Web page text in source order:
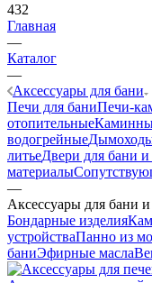
432
Главная
—
Каталог
—
Аксессуары для бани
Печи для баниПечи-
отопительные
водогрейные
литьеДвери для бани
материалы
—
Аксессуары для бани
Бондарные изделия
устройстваПанно из
баниЭфирные масла